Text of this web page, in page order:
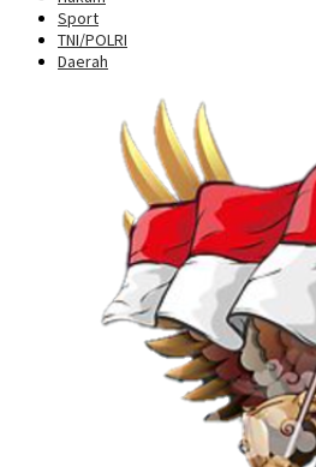
Sport
TNI/POLRI
Daerah